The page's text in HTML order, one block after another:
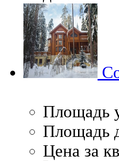
Площадь
Площадь
Цена за